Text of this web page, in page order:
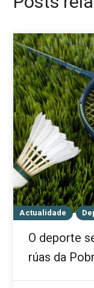
Actualidade
O deporte
rúas da